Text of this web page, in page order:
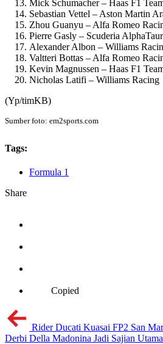
Mick Schumacher – Haas F1
Sebastian Vettel – Aston Martin
Zhou Guanyu – Alfa Romeo
Pierre Gasly – Scuderia
Alexander Albon – Williams
Valtteri Bottas – Alfa Romeo
Kevin Magnussen – Haas F1
Nicholas Latifi – Williams Racing
(Yp/timKB)
Sumber foto: em2sports.com
Tags:
Formula 1
Share
Copied
Rider Ducati Kuasai FP2 San
Derbi Della Madonina Jadi Sajian